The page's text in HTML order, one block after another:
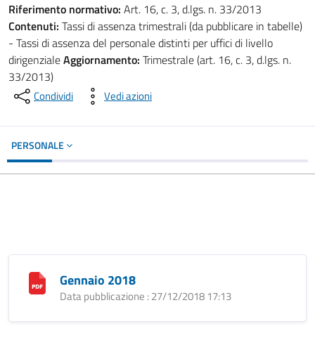
Riferimento normativo: Art. 16, c. 3, d.lgs. n. 33/2013
Contenuti: Tassi di assenza trimestrali (da pubblicare in tabelle)
- Tassi di assenza del personale distinti per uffici di livello
dirigenzialeAggiornamento: Trimestrale (art. 16, c. 3, d.lgs. n.
33/2013)
Condividi Vedi azioni
PERSONALE
Gennaio 2018
Data pubblicazione : 27/12/2018 17:13